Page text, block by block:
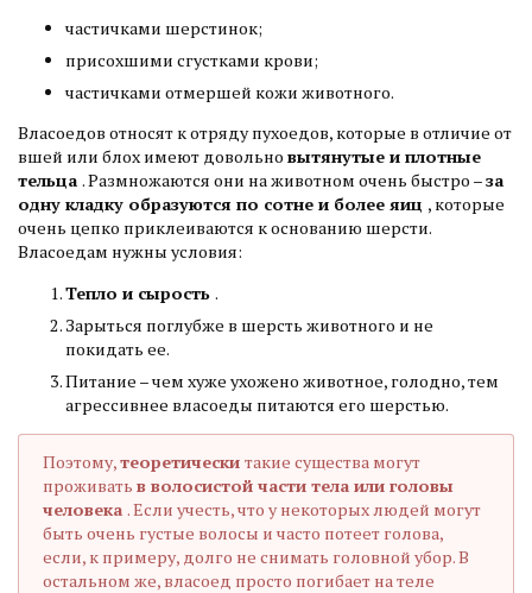
частичками шерстинок;
присохшими сгустками крови;
частичками отмершей кожи животного.
Власоедов относят к отряду пухоедов, которые в отличие от
вшей или блох имеют довольно вытянутые и плотные
тельца. Размножаются они на животном очень быстро –за
одну кладку образуются по сотне и более яиц , которые
очень цепко приклеиваются к основанию шерсти.
Власоедам нужны условия:
Тепло и сырость .
Зарыться поглубже в шерсть животного и не
покидать ее.
Питание – чем хуже ухожено животное, голодно, тем
агрессивнее власоеды питаются его шерстью.
Поэтому,теоретическитакие существа могут
проживатьв волосистой части тела или головы
человека. Если учесть, что у некоторых людей могут
быть очень густые волосы и часто потеет голова,
если, к примеру, долго не снимать головной убор. В
остальном же, власоед просто погибает на теле